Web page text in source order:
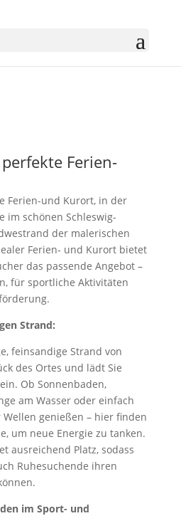
Ferien-
Ferien-und Kurort, in der
im schönen Schleswig-
der malerischen
Ferien- und Kurort bietet
das passende Angebot –
für sportliche Aktivitäten
Strand:
feinsandige Strand von
des Ortes und lädt Sie
Ob Sonnenbaden,
am Wasser oder einfach
genießen – hier finden
um neue Energie zu tanken.
ausreichend Platz, sodass
Ruhesuchende ihren
im Sport- und